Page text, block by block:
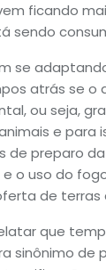
ficando
sendo
se
atrás se o
ou seja,
e para
de preparo
o uso do
de terras
que
sinônimo de